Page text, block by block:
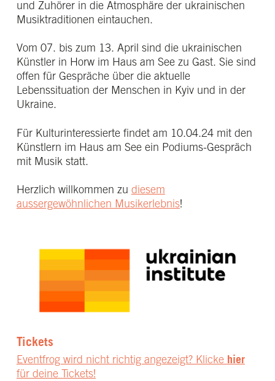
und Zuhörer in die Atmosphäre der ukrainischen
Musiktraditionen eintauchen.
Vom 07. bis zum 13. April sind die ukrainischen
Künstler in Horw im Haus am See zu Gast. Sie sind
offen für Gespräche über die aktuelle
Lebenssituation der Menschen in Kyiv und in der
Ukraine.
Für Kulturinteressierte findet am 10.04.24 mit den
Künstlern im Haus am See ein Podiums-Gespräch
mit Musik statt.
Herzlich willkommen zu diesem
aussergewöhnlichen Musikerlebnis!
Tickets
Eventfrog wird nicht richtig angezeigt? Klicke hier
für deine Tickets!